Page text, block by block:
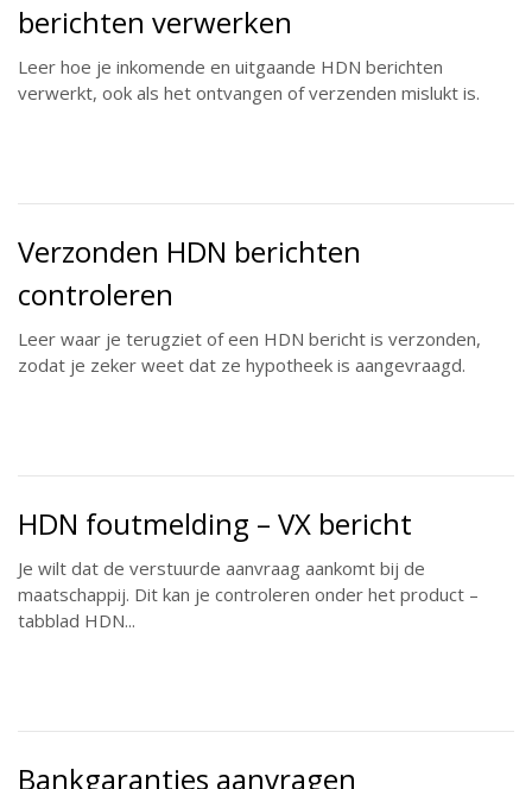
berichten verwerken
Leer hoe je inkomende en uitgaande HDN berichten
verwerkt, ook als het ontvangen of verzenden mislukt is.
Verzonden HDN berichten
controleren
Leer waar je terugziet of een HDN bericht is verzonden,
zodat je zeker weet dat ze hypotheek is aangevraagd.
HDN foutmelding – VX bericht
Je wilt dat de verstuurde aanvraag aankomt bij de
maatschappij. Dit kan je controleren onder het product –
tabblad HDN...
Bankgaranties aanvragen